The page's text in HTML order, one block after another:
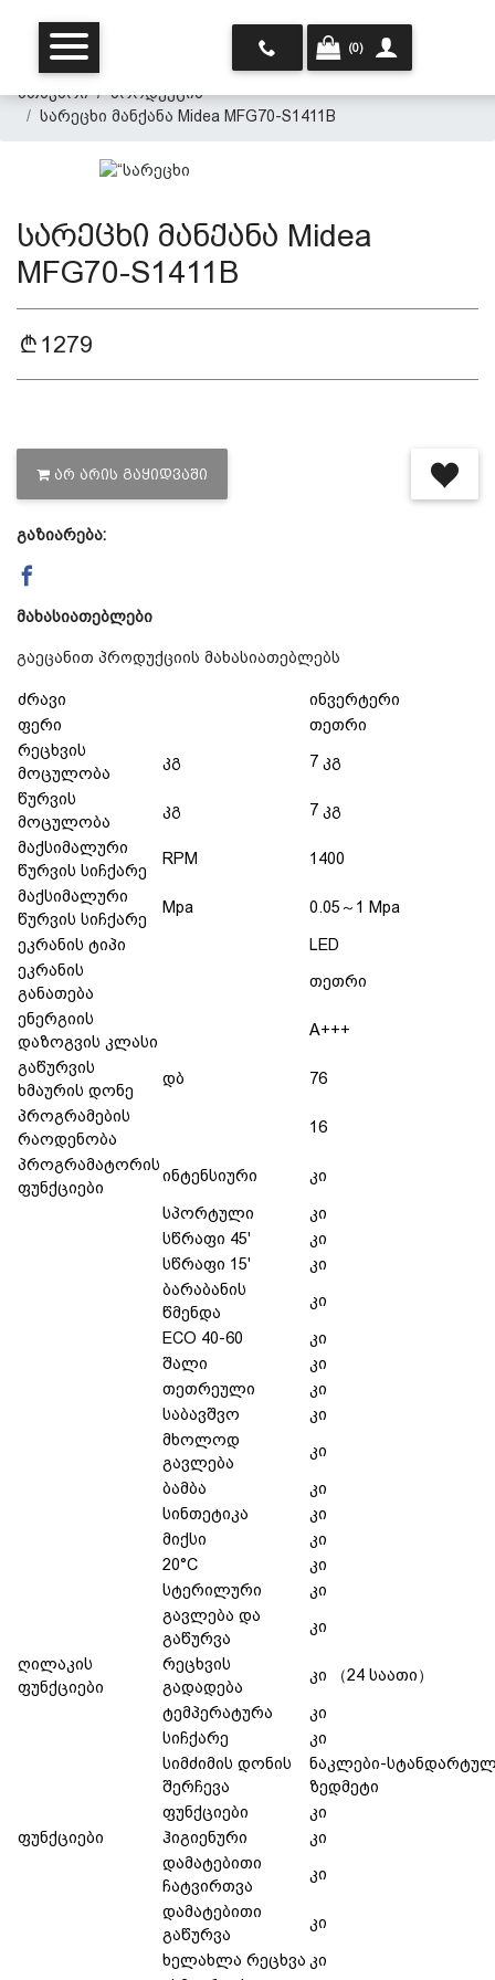
მთავარი
ჩვენ შესახებ
პერსონალურ მონაცემთა
დაცვის პოლიტიკა
მიწოდების პირობები
წესები და პირობები
დაბრუნება და გადაცვლის
პოლიტიკა
(0)
მთავარი
პროდუქცია
სარეცხი მანქანა Midea MFG70-S1411B
სარეცხი მანქანა Midea
MFG70-S1411B
1279
ᲐᲠ ᲐᲠᲘᲡ ᲒᲐᲧᲘᲓᲕᲐᲨᲘ
გაზიარება:
მახასიათებლები
გაეცანით პროდუქციის მახასიათებლებს
ძრავი
ინვერტერი
ფერი
თეთრი
რეცხვის
მოცულობა
კგ 7 კგ
წურვის
მოცულობა
კგ 7 კგ
მაქსიმალური
წურვის სიჩქარე
RPM 1400
მაქსიმალური
წურვის სიჩქარე
Mpa 0.05～1 Mpa
ეკრანის ტიპი
LED
ეკრანის
განათება
თეთრი
ენერგიის
დაზოგვის კლასი
A+++
გაწურვის
ხმაურის დონე
დბ 76
პროგრამების
რაოდენობა
16
პროგრამატორის
ფუნქციები
ინტენსიური კი
სპორტული
კი
სწრაფი 45'
კი
სწრაფი 15'
კი
ბარაბანის
წმენდა
კი
ECO 40-60
კი
შალი
კი
თეთრეული
კი
საბავშვო
კი
მხოლოდ
გავლება
კი
ბამბა
კი
სინთეტიკა
კი
მიქსი
კი
20°C
კი
სტერილური
კი
გავლება და
გაწურვა
კი
ღილაკის
ფუნქციები
რეცხვის
გადადება
კი （24 საათი）
ტემპერატურა
კი
სიჩქარე
კი
სიმძიმის დონის
შერჩევა
ნაკლები-
ზედმეტი
ფუნქციები
კი
ფუნქციები
ჰიგიენური
კი
დამატებითი
ჩატვირთვა
კი
დამატებითი
გაწურვა
კი
ხელახლა რეცხვა კი